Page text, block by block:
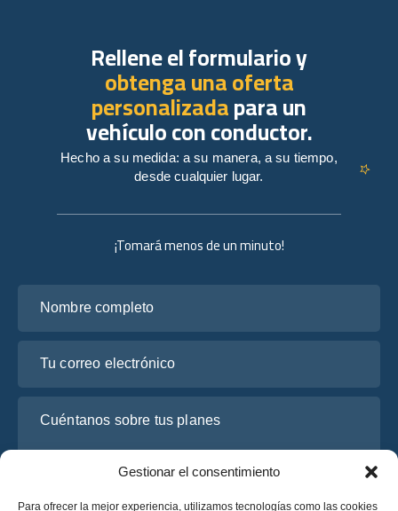
Gestionar el consentimiento
Para ofrecer la mejor experiencia, utilizamos tecnologías como las cookies
¡Tomará menos de un minuto!
Rellene el formulario y
obtenga una oferta
personalizadapara un
vehículo con conductor.
Hecho a su medida: a su manera, a su tiempo,
desde cualquier lugar.